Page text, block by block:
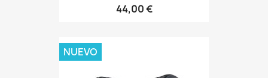
44,00 €
NUEVO